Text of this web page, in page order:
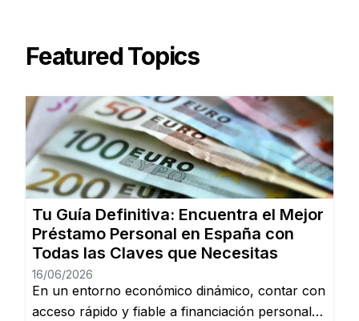
Featured Topics
Tu Guía Definitiva: Encuentra el Mejor
Préstamo Personal en España con
Todas las Claves que Necesitas
16/06/2026
En un entorno económico dinámico, contar con
acceso rápido y fiable a financiación personal